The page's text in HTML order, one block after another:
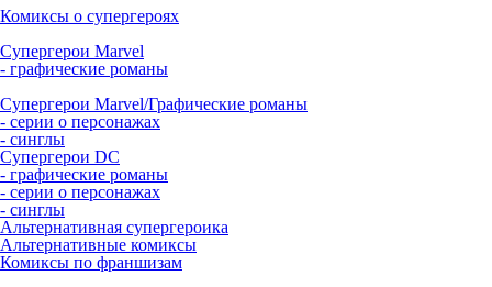
Комиксы о супергероях
Супергерои Marvel
- графические романы
Супергерои Marvel/Графические романы
- серии о персонажах
- синглы
Супергерои DC
- графические романы
- серии о персонажах
- синглы
Альтернативная супергероика
Альтернативные комиксы
Комиксы по франшизам